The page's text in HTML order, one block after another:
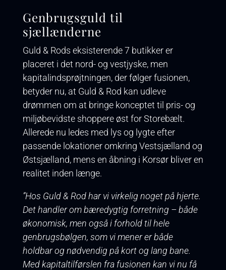
Genbrugsguld til
sjællænderne
Guld & Rods eksisterende 7 butikker er
placeret i det nord- og vestjyske, men
kapitalindsprøjtningen, der følger fusionen,
betyder nu, at Guld & Rod kan udleve
drømmen om at bringe konceptet til pris- og
miljøbevidste shoppere øst for Storebælt.
Allerede nu ledes med lys og lygte efter
passende lokationer omkring Vestsjælland og
Østsjælland, mens en åbning i Korsør bliver en
realitet inden længe.
”Hos Guld & Rod har vi virkelig noget på hjerte.
Det handler om bæredygtig forretning – både
økonomisk, men også i forhold til hele
genbrugsbølgen, som vi mener er både
holdbar og nødvendig på kort og lang bane.
Med kapitaltilførslen fra fusionen kan vi nu få